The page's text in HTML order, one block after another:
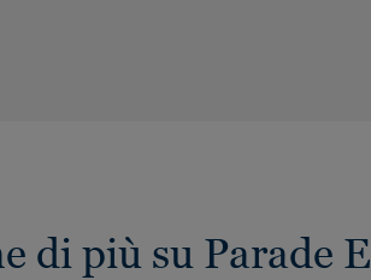
di più su Parade